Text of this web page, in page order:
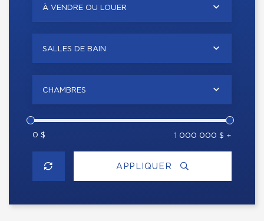
À VENDRE OU LOUER
SALLES DE BAIN
CHAMBRES
0 $ 1 000 000 $ +
APPLIQUER